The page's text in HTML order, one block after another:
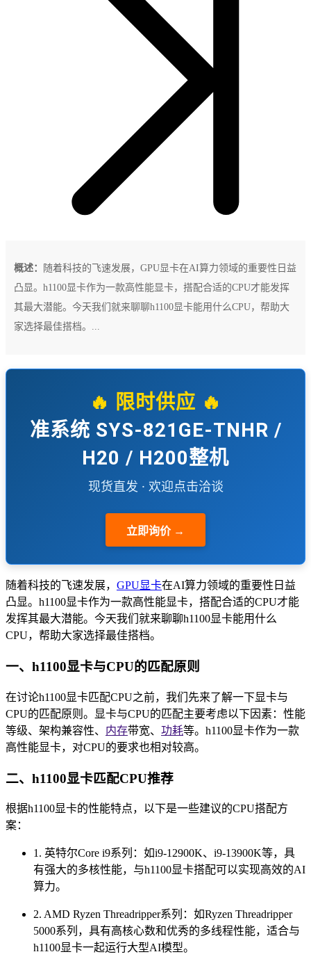
概述：
随着科技的飞速发展，GPU显卡在AI算力领域的重要性日益
凸显。h1100显卡作为一款高性能显卡，搭配合适的CPU才能发挥
其最大潜能。今天我们就来聊聊h1100显卡能用什么CPU，帮助大
家选择最佳搭档。...
🔥 限时供应 🔥
准系统 SYS-821GE-TNHR /
H20 / H200整机
现货直发 · 欢迎点击洽谈
立即询价 →
随着科技的飞速发展， GPU显卡在AI算力领域的重要性日益
凸显。h1100显卡作为一款高性能显卡，搭配合适的CPU才能
发挥其最大潜能。今天我们就来聊聊h1100显卡能用什么
CPU，帮助大家选择最佳搭档。
一、h1100显卡与CPU的匹配原则
在讨论h1100显卡匹配CPU之前，我们先来了解一下显卡与
CPU的匹配原则。显卡与CPU的匹配主要考虑以下因素：性能
等级、架构兼容性、 内存带宽、 功耗等。h1100显卡作为一款
高性能显卡，对CPU的要求也相对较高。
二、h1100显卡匹配CPU推荐
根据h1100显卡的性能特点，以下是一些建议的CPU搭配方
案：
1. 英特尔Core i9系列：如i9-12900K、i9-13900K等，具
有强大的多核性能，与h1100显卡搭配可以实现高效的AI
算力。
2. AMD Ryzen Threadripper系列：如Ryzen Threadripper
5000系列，具有高核心数和优秀的多线程性能，适合与
h1100显卡一起运行大型AI模型。